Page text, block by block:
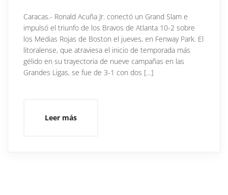
Caracas.- Ronald Acuña Jr. conectó un Grand Slam e
impulsó el triunfo de los Bravos de Atlanta 10-2 sobre
los Medias Rojas de Boston el jueves, en Fenway Park. El
litoralense, que atraviesa el inicio de temporada más
gélido en su trayectoria de nueve campañas en las
Grandes Ligas, se fue de 3-1 con dos […]
Leer más